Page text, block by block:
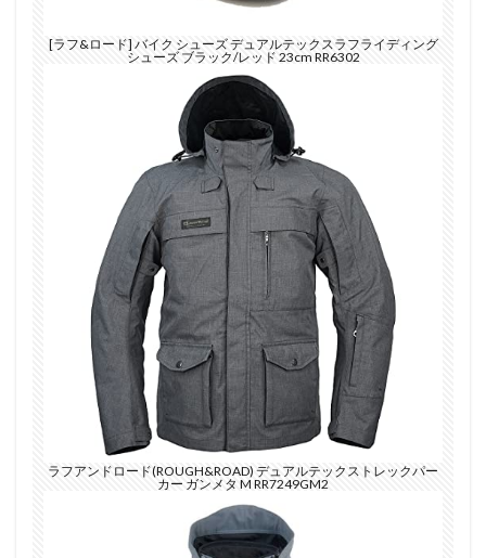
[ラフ&ロード] バイク シューズ デュアルテックスラフライディング
シューズ ブラック/レッド 23cm RR6302
ラフアンドロード(ROUGH&ROAD) デュアルテックストレックパー
カー ガンメタ M RR7249GM2